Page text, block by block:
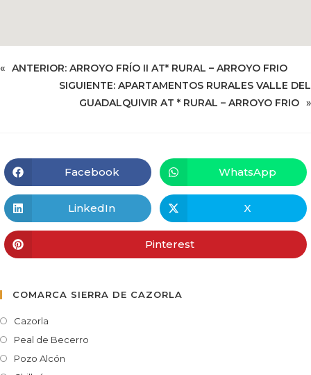
« ANTERIOR: ARROYO FRÍO II AT* RURAL – ARROYO FRIO
SIGUIENTE: APARTAMENTOS RURALES VALLE DEL
GUADALQUIVIR AT * RURAL – ARROYO FRIO »
Facebook WhatsApp
LinkedIn X
Pinterest
COMARCA SIERRA DE CAZORLA
Cazorla
Peal de Becerro
Pozo Alcón